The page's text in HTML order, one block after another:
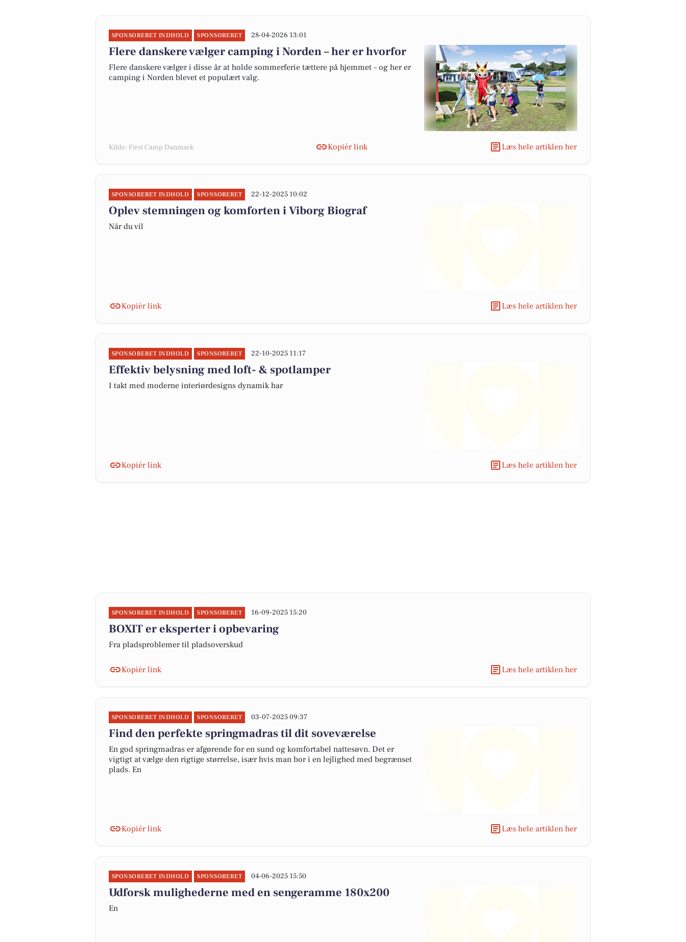
SPONSORERET INDHOLD SPONSORERET 28-04-2026 13:01
Flere danskere vælger camping i Norden – her er hvorfor
Flere danskere vælger i disse år at holde sommerferie tættere på hjemmet – og her er
camping i Norden blevet et populært valg.
Kilde: First Camp Danmark Kopiér link Læs hele artiklen her
SPONSORERET INDHOLD SPONSORERET 22-12-2025 10:02
Oplev stemningen og komforten i Viborg Biograf
Når du vil
Kopiér link Læs hele artiklen her
SPONSORERET INDHOLD SPONSORERET 22-10-2025 11:17
Effektiv belysning med loft- & spotlamper
I takt med moderne interiørdesigns dynamik har
Kopiér link Læs hele artiklen her
SPONSORERET INDHOLD SPONSORERET 16-09-2025 15:20
BOXIT er eksperter i opbevaring
Fra pladsproblemer til pladsoverskud
Kopiér link Læs hele artiklen her
SPONSORERET INDHOLD SPONSORERET 03-07-2025 09:37
Find den perfekte springmadras til dit soveværelse
En god springmadras er afgørende for en sund og komfortabel nattesøvn. Det er
vigtigt at vælge den rigtige størrelse, især hvis man bor i en lejlighed med begrænset
plads. En
Kopiér link Læs hele artiklen her
SPONSORERET INDHOLD SPONSORERET 04-06-2025 15:50
Udforsk mulighederne med en sengeramme 180x200
En